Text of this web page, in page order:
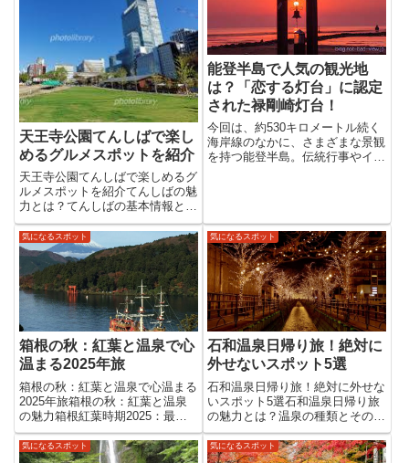
天王寺公園てんしばで楽し
めるグルメスポットを紹介
天王寺公園てんしばで楽しめるグ
ルメスポットを紹介てんしばの魅
力とは？てんしばの基本情報とア
クセス天王寺公園内にある「てん
しば」は、緑豊かな芝生広場が広
がる憩いの場です。最寄り駅は天
王寺駅で、徒歩約5分でアクセス
できます。駅周辺には商業施設
も...
能登半島で人気の観光地
は？「恋する灯台」に認定
された禄剛崎灯台！
今回は、約530キロメートル続く
海岸線のなかに、さまざまな景観
を持つ能登半島。伝統行事やイベ
く締まった砂丘が波打ち際約8...
気になるスポット
箱根の秋：紅葉と温泉で心
温まる2025年旅
箱根の秋：紅葉と温泉で心温まる
2025年旅箱根の秋：紅葉と温泉
の魅力箱根紅葉時期2025：最適
な観賞時期2025年の箱根の紅葉
は、例年通りであれば10月下旬
から11月下旬が見頃となるでし
気になるスポット
石和温泉日帰り旅！絶対に
外せないスポット5選
石和温泉日帰り旅！絶対に外せな
いスポット5選石和温泉日帰り旅
の魅力とは？温泉の種類とその効
能石和温泉の源泉はアルカリ性単
純温泉で、美肌効果が高いと評判
です。肌にやさしく、長時間浸か
気になるスポット 気になるスポット